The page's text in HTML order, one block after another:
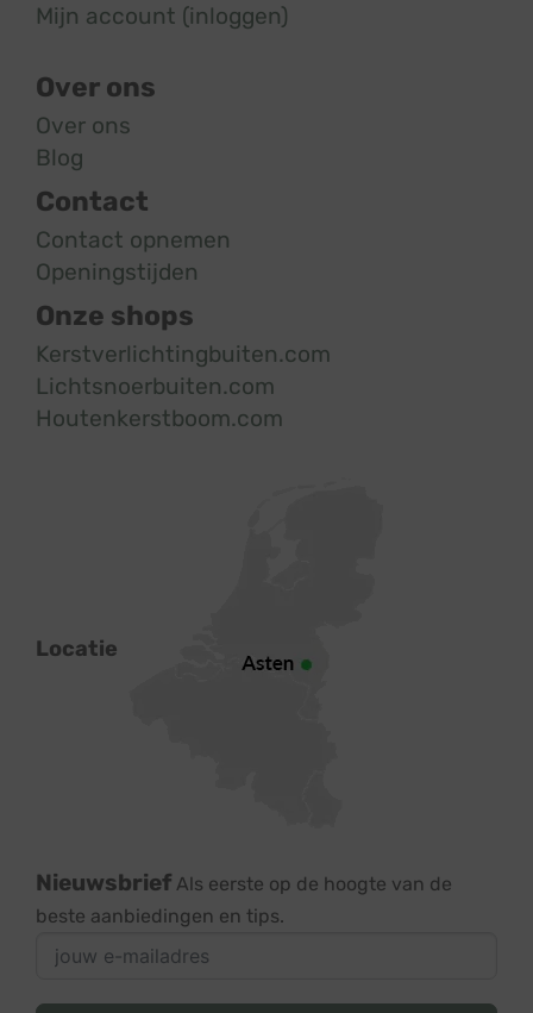
Mijn account (inloggen)
Over ons
Over ons
Blog
Contact
Contact opnemen
Openingstijden
Onze shops
Kerstverlichtingbuiten.com
Lichtsnoerbuiten.com
Houtenkerstboom.com
Locatie
Nieuwsbrief Als eerste op de hoogte van de
beste aanbiedingen en tips.